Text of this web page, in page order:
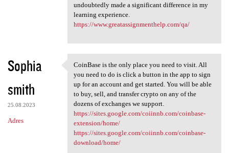
undoubtedly made a significant difference in my
learning experience.
https://www.greatassignmenthelp.com/qa/
Sophia
smith
25.08.2023
Adres
CoinBase is the only place
CoinBase is the only place you need to visit. All
you need to do is click a button in the app to sign
up for an account and get started. You will be able
to buy, sell, and transfer crypto on any of the
dozens of exchanges we support.
https://sites.google.com/coiinnb.com/coinbase-
extension/home/
https://sites.google.com/coiinnb.com/coinbase-
download/home/